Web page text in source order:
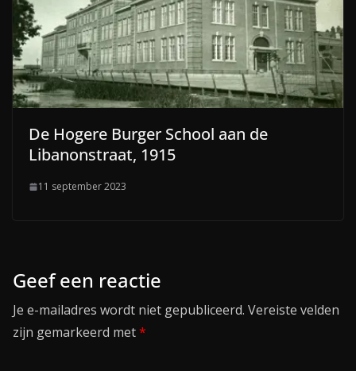
De Hogere Burger School aan de
Libanonstraat, 1915
11 september 2023
Geef een reactie
Je e-mailadres wordt niet gepubliceerd. Vereiste velden
zijn gemarkeerd met*